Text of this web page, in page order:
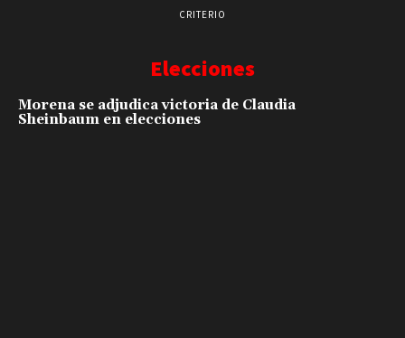
CRITERIO
Elecciones
Morena se adjudica victoria de Claudia
Sheinbaum en elecciones